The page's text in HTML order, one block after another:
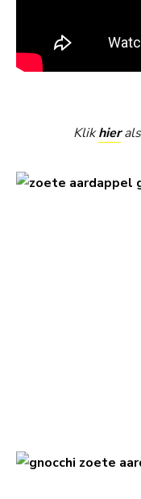
Klikhierals